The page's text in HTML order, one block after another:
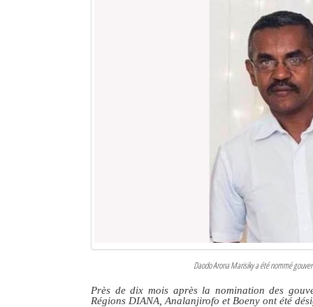
Daodo Arona Marisiky a été nommé
Près de dix mois après la nomination des
Régions DIANA, Analanjirofo et Boeny ont été